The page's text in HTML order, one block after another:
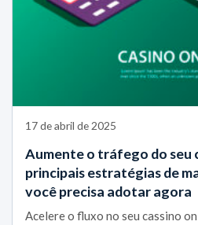
17 de abril de 2025
Aumente o tráfego do seu
principais estratégias de
você precisa adotar agora
Acelere o fluxo no seu cassino